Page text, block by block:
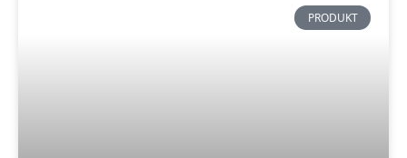
PRODUKT